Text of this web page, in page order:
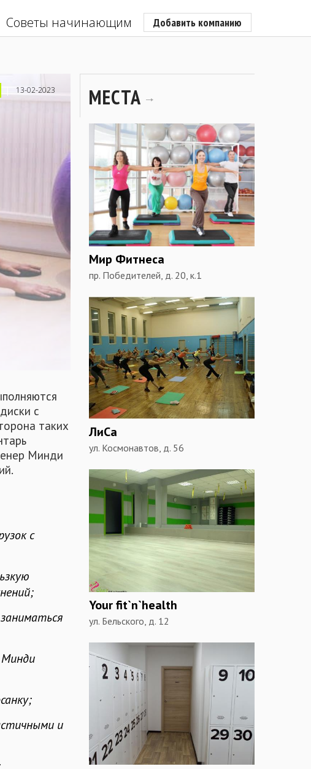
Советы начинающим Добавить компанию
13-02-2023
с
таких
Минди
с
Минди
и
МЕСТА
Мир Фитнеса
пр. Победителей, д. 20, к.1
ЛиСа
ул. Космонавтов, д. 56
Your fit`n`health
ул. Бельского, д. 12